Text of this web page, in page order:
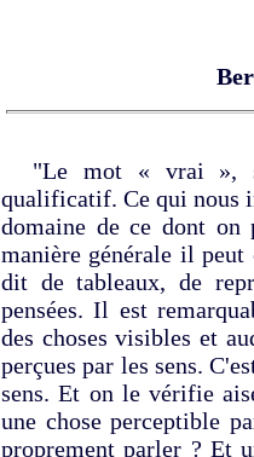
"Le mot « vrai »,
qualificatif. Ce qui nous
domaine de ce dont on
manière générale il
dit de tableaux, de
pensées. Il est
des choses visibles et
perçues par les sens.
sens. Et on le vérifie
une chose perceptible
proprement parler ? Et